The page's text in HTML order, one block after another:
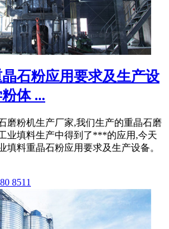
石粉应用要求及生产设
体 ...
磨粉机生产厂家,我们生产的重晶石磨
业填料生产中得到了***的应用,今天
填料重晶石粉应用要求及生产设备。
8511